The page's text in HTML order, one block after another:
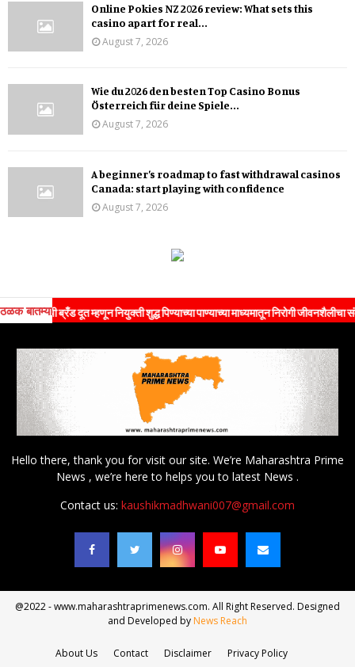
Online Pokies NZ 2026 review: What sets this
casino apart for real...
August 7, 2026
Wie du 2026 den besten Top Casino Bonus
Österreich für deine Spiele...
August 7, 2026
A beginner’s roadmap to fast withdrawal casinos
Canada: start playing with confidence
August 7, 2026
ठळक बातम्या
ब्रँड दूत म्हणून नियुक्ती शुद्ध पिण्याच्या पाण्याच्या माध्यमातून निरोगी जीवनशैलीचा संदेश
Hello there, thank you for visit our site. We’re Maharashtra Prime
News , we’re here to helps you to latest News .
Contact us: kaushikmadhwani007@gmail.com
@2022 - www.maharashtraprimenews.com. All Right Reserved. Designed
and Developed by News Reach
About Us Contact Disclaimer Privacy Policy